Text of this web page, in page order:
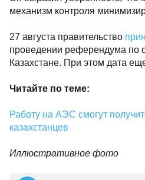
механизм контроля
27 августа правительство
проведении референдума по
Казахстане. При этом дата
Читайте по теме:
Работу на АЭС смогут
казахстанцев
Иллюстративное фото